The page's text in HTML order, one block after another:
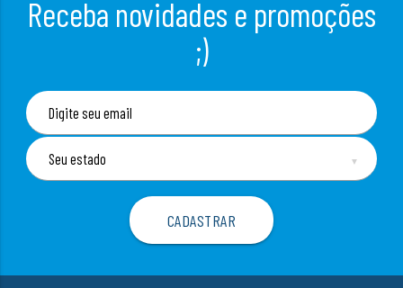
Receba novidades e promoções
;)
▼